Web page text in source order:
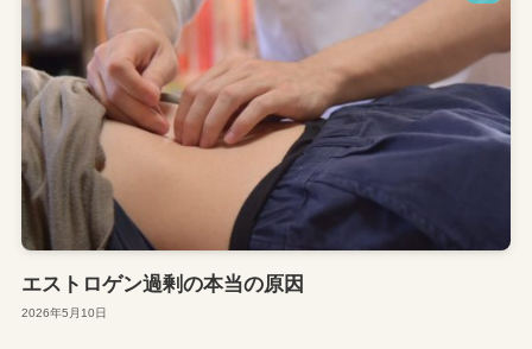
エストロゲン過剰の本当の原因
2026年5月10日